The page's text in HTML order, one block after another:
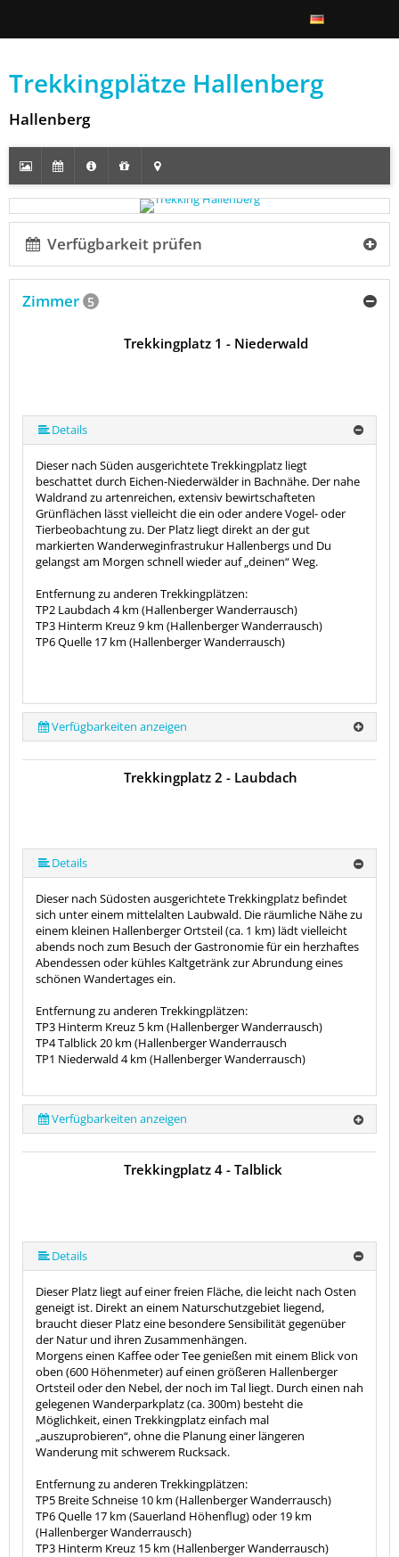
Trekkingplätze Hallenberg
Hallenberg
Verfügbarkeit prüfen
Zimmer 5
Trekkingplatz 1 - Niederwald
Details
Dieser nach Süden ausgerichtete Trekkingplatz liegt
beschattet durch Eichen-Niederwälder in Bachnähe. Der nahe
Waldrand zu artenreichen, extensiv bewirtschafteten
Grünflächen lässt vielleicht die ein oder andere Vogel- oder
Tierbeobachtung zu. Der Platz liegt direkt an der gut
markierten Wanderweginfrastrukur Hallenbergs und Du
gelangst am Morgen schnell wieder auf „deinen“ Weg.
Entfernung zu anderen Trekkingplätzen:
TP2 Laubdach 4 km (Hallenberger Wanderrausch)
TP3 Hinterm Kreuz 9 km (Hallenberger Wanderrausch)
TP6 Quelle 17 km (Hallenberger Wanderrausch)
Verfügbarkeiten anzeigen
Trekkingplatz 2 - Laubdach
Details
Dieser nach Südosten ausgerichtete Trekkingplatz befindet
sich unter einem mittelalten Laubwald. Die räumliche Nähe zu
einem kleinen Hallenberger Ortsteil (ca. 1 km) lädt vielleicht
abends noch zum Besuch der Gastronomie für ein herzhaftes
Abendessen oder kühles Kaltgetränk zur Abrundung eines
schönen Wandertages ein.
Entfernung zu anderen Trekkingplätzen:
TP3 Hinterm Kreuz 5 km (Hallenberger Wanderrausch)
TP4 Talblick 20 km (Hallenberger Wanderrausch
TP1 Niederwald 4 km (Hallenberger Wanderrausch)
Verfügbarkeiten anzeigen
Trekkingplatz 4 - Talblick
Details
Dieser Platz liegt auf einer freien Fläche, die leicht nach Osten
geneigt ist. Direkt an einem Naturschutzgebiet liegend,
braucht dieser Platz eine besondere Sensibilität gegenüber
der Natur und ihren Zusammenhängen.
Morgens einen Kaffee oder Tee genießen mit einem Blick von
oben (600 Höhenmeter) auf einen größeren Hallenberger
Ortsteil oder den Nebel, der noch im Tal liegt. Durch einen nah
gelegenen Wanderparkplatz (ca. 300m) besteht die
Möglichkeit, einen Trekkingplatz einfach mal
„auszuprobieren“, ohne die Planung einer längeren
Wanderung mit schwerem Rucksack.
Entfernung zu anderen Trekkingplätzen:
TP5 Breite Schneise 10 km (Hallenberger Wanderrausch)
TP6 Quelle 17 km (Sauerland Höhenflug) oder 19 km
(Hallenberger Wanderrausch)
TP3 Hinterm Kreuz 15 km (Hallenberger Wanderrausch)